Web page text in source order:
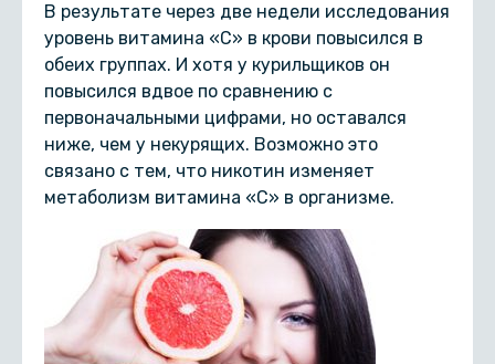
В результате через две недели исследования
уровень витамина «С» в крови повысился в
обеих группах. И хотя у курильщиков он
повысился вдвое по сравнению с
первоначальными цифрами, но оставался
ниже, чем у некурящих. Возможно это
связано с тем, что никотин изменяет
метаболизм витамина «С» в организме.